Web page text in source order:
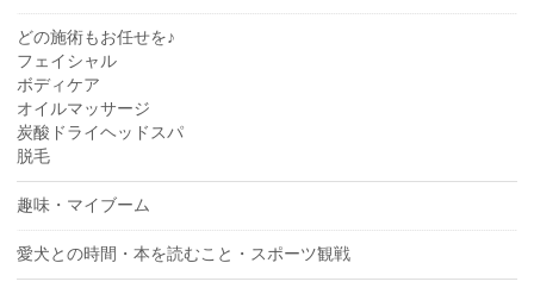
どの施術もお任せを♪
フェイシャル
ボディケア
オイルマッサージ
炭酸ドライヘッドスパ
脱毛
趣味・マイブーム
愛犬との時間・本を読むこと・スポーツ観戦